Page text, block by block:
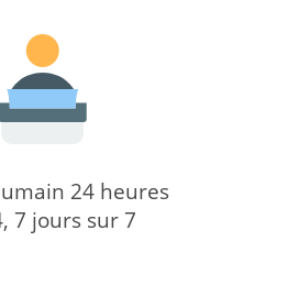
24 heures
7 jours sur 7